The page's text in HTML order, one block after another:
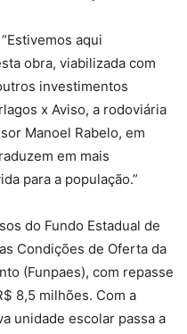
aqui
obra, viabilizada com
investimentos
x Aviso, a rodoviária
Manoel Rabelo, em
em mais
para a população.”
do Fundo Estadual de
Condições de Oferta da
(Funpaes), com repasse
8,5 milhões. Com a
unidade escolar passa a